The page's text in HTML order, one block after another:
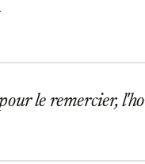
le remercier,